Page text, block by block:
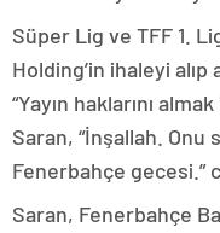
Süper Lig ve TFF 1.
Holding’in ihaleyi
“Yayın haklarını
Saran, “İnşallah. Onu
Fenerbahçe gecesi.”
Saran, Fenerbahçe